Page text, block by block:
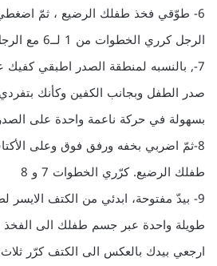
6- طوّقي فخذ طفلك الرضيع ، ثمّ
الرجل كرري الخطوات من 1 لــ6 مع الرجل اليسرى.
7-, بالنسبه لمنطقة الصدر اطبقي
صدر الطفل وبجانب الكفين وكأنك
بسهولة في حركة ناعمة واحدة على
8-ثمّ اضربي بخفه ورفق فوق وعلى
طفلك الرضيع. كرّري الخطوات 7 و 8
9- بيدّ مفتوحة، ابدئي من الكتف
طويلة واحدة عبر جسم طفلك الى الفخذ
ارجعي بيدك بالعكس الى الكتف كرّر